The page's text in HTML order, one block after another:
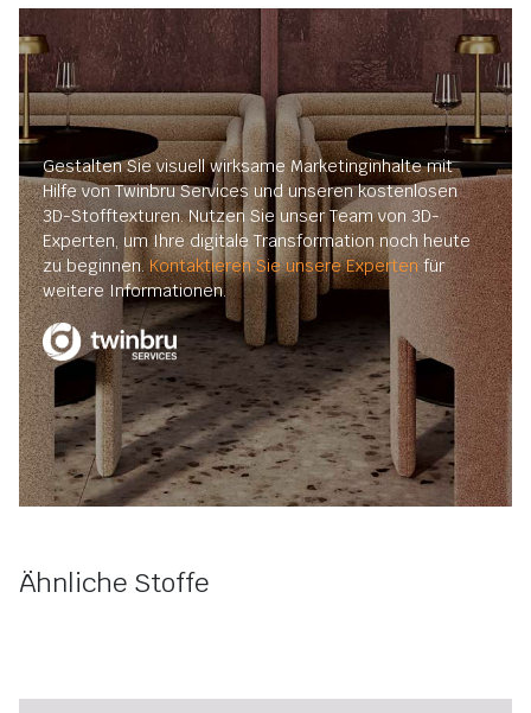
Gestalten Sie visuell wirksame Marketinginhalte mit
Hilfe von Twinbru Services und unseren kostenlosen
3D-Stofftexturen. Nutzen Sie unser Team von 3D-
Experten, um Ihre digitale Transformation noch heute
zu beginnen.Kontaktieren Sie unsere Expertenfür
weitere Informationen.
Ähnliche Stoffe